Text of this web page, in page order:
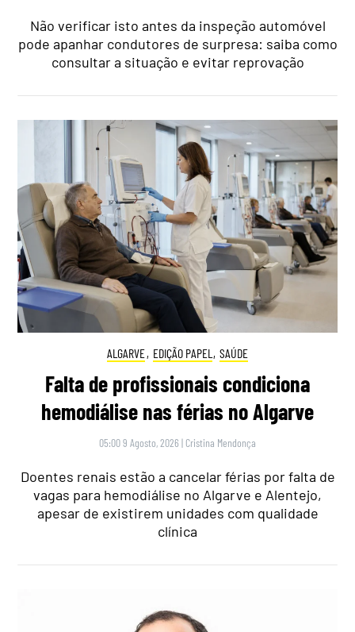
Não verificar isto antes da inspeção automóvel
pode apanhar condutores de surpresa: saiba como
consultar a situação e evitar reprovação
ALGARVE, EDIÇÃO PAPEL , SAÚDE
Falta de profissionais condiciona
hemodiálise nas férias no Algarve
05:00 9 Agosto, 2026 | Cristina Mendonça
Doentes renais estão a cancelar férias por falta de
vagas para hemodiálise no Algarve e Alentejo,
apesar de existirem unidades com qualidade
clínica